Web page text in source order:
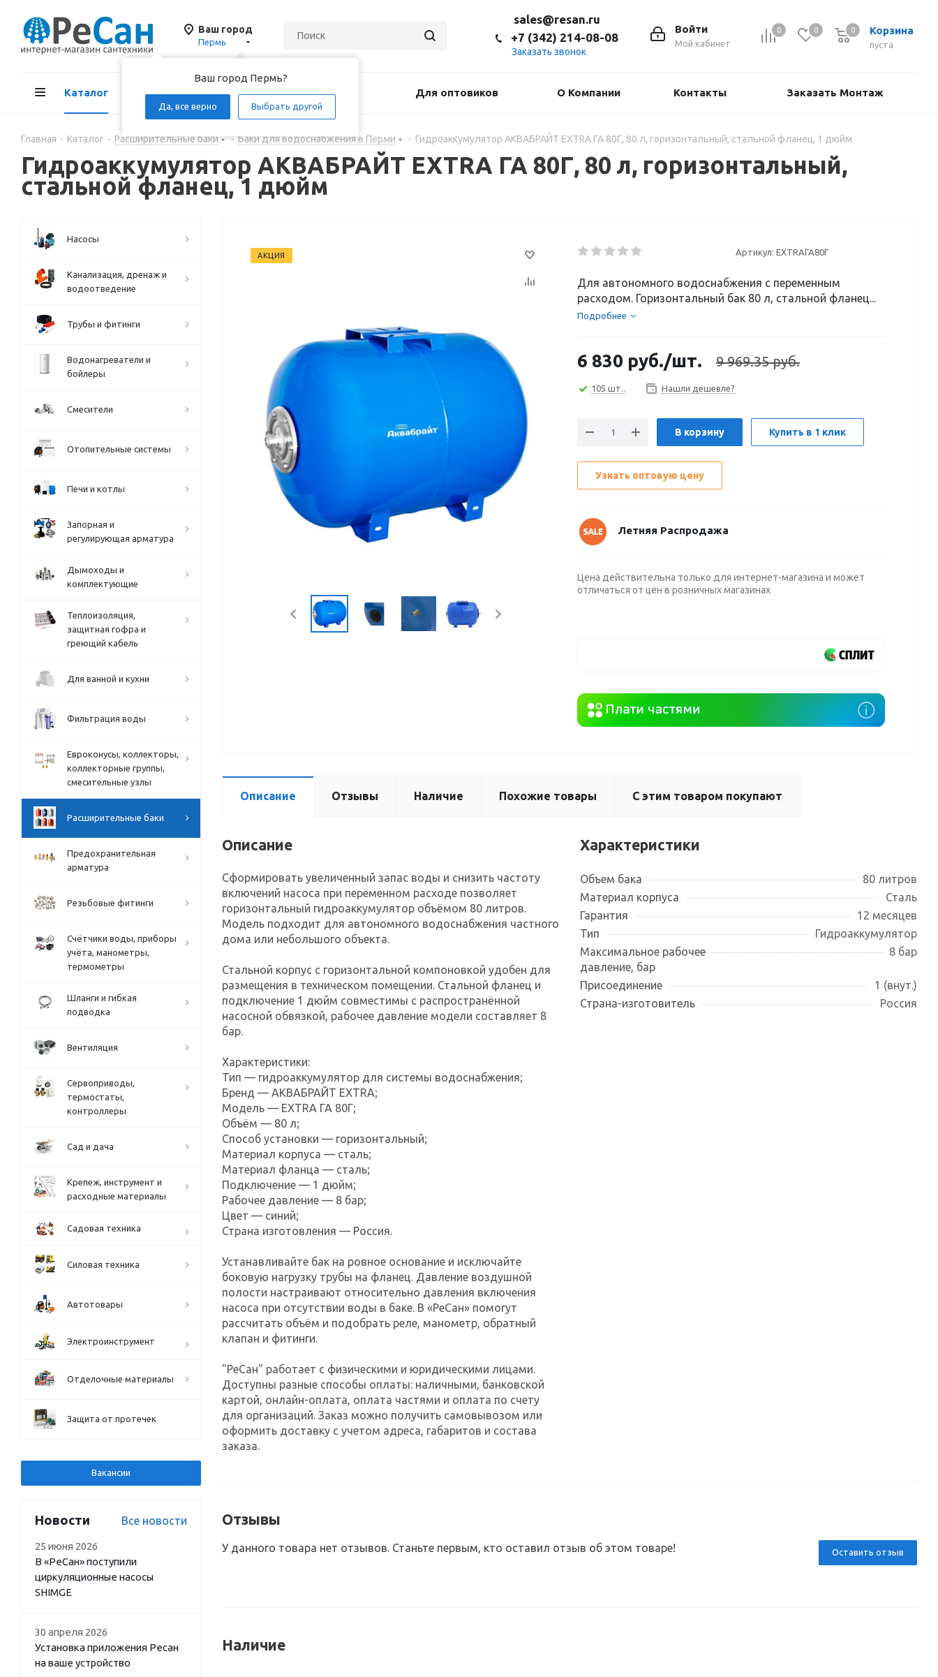
Ваш город
Пермь
Ваш город Пермь?
Да, все верно Выбрать другой
0 0 Корзина
пуста
0
Войти
Мой кабинет
sales@resan.ru
+7 (342) 214-08-08
Заказать звонок
Каталог Акции Доставка Для оптовиков О Компании Контакты Заказать Монтаж
Главная - Каталог - Расширительные баки - Баки для водоснабжения в Перми - Гидроаккумулятор АКВАБРАЙТ EXTRA ГА 80Г, 80 л, горизонтальный, стальной фланец, 1 дюйм
Гидроаккумулятор АКВАБРАЙТ EXTRA ГА 80Г, 80 л, горизонтальный,
стальной фланец, 1 дюйм
АКЦИЯ Артикул: EXTRAГА80Г
Для автономного водоснабжения с переменным
расходом. Горизонтальный бак 80 л, стальной фланец...
Подробнее
6 830 руб./шт. 9 969.35 руб.
105 шт.. Нашли дешевле?
В корзину Купить в 1 клик
Узнать оптовую цену
Летняя Распродажа
Цена действительна только для интернет-магазина и может
отличаться от цен в розничных магазинах
Описание Отзывы Наличие Похожие товары С этим товаром покупают
Описание
Сформировать увеличенный запас воды и снизить частоту
включений насоса при переменном расходе позволяет
горизонтальный гидроаккумулятор объёмом 80 литров.
Модель подходит для автономного водоснабжения частного
дома или небольшого объекта.
Стальной корпус с горизонтальной компоновкой удобен для
размещения в техническом помещении. Стальной фланец и
подключение 1 дюйм совместимы с распространённой
насосной обвязкой, рабочее давление модели составляет 8
бар.
Характеристики:
Тип — гидроаккумулятор для системы водоснабжения;
Бренд — АКВАБРАЙТ EXTRA;
Модель — EXTRA ГА 80Г;
Объём — 80 л;
Способ установки — горизонтальный;
Материал корпуса — сталь;
Материал фланца — сталь;
Подключение — 1 дюйм;
Рабочее давление — 8 бар;
Цвет — синий;
Страна изготовления — Россия.
Устанавливайте бак на ровное основание и исключайте
боковую нагрузку трубы на фланец. Давление воздушной
полости настраивают относительно давления включения
насоса при отсутствии воды в баке. В «РеСан» помогут
рассчитать объём и подобрать реле, манометр, обратный
клапан и фитинги.
"РеСан" работает с физическими и юридическими лицами.
Доступны разные способы оплаты: наличными, банковской
картой, онлайн-оплата, оплата частями и оплата по счету
для организаций. Заказ можно получить самовывозом или
оформить доставку с учетом адреса, габаритов и состава
заказа.
Характеристики
Объем бака
80 литров
Материал корпуса
Сталь
Гарантия
12 месяцев
Тип
Гидроаккумулятор
Максимальное рабочее
давление, бар
8 бар
Присоединение
1 (внут.)
Страна-изготовитель
Россия
Отзывы
Оставить отзыв
У данного товара нет отзывов. Станьте первым, кто оставил отзыв об этом товаре!
Наличие
Насосы
Канализация, дренаж и
водоотведение
Трубы и фитинги
Водонагреватели и
бойлеры
Смесители
Отопительные системы
Печи и котлы
Запорная и
регулирующая арматура
Дымоходы и
комплектующие
Теплоизоляция,
защитная гофра и
греющий кабель
Для ванной и кухни
Фильтрация воды
Евроконусы, коллекторы,
коллекторные группы,
смесительные узлы
Расширительные баки
Предохранительная
арматура
Резьбовые фитинги
Счётчики воды, приборы
учёта, манометры,
термометры
Шланги и гибкая
подводка
Вентиляция
Сервоприводы,
термостаты,
контроллеры
Сад и дача
Крепеж, инструмент и
расходные материалы
Садовая техника
Силовая техника
Автотовары
Электроинструмент
Отделочные материалы
Защита от протечек
Вакансии
Новости Все новости
25 июня 2026
В «РеСан» поступили
циркуляционные насосы
SHIMGE
30 апреля 2026
Установка приложения Ресан
на ваше устройство